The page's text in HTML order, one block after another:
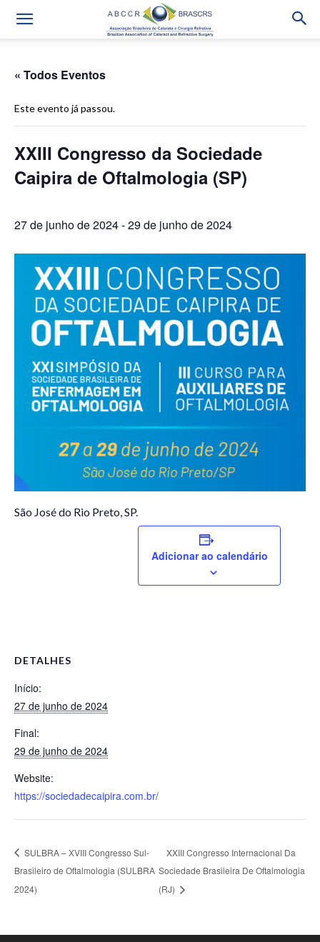
« Todos Eventos
Este evento já passou.
XXIII Congresso da Sociedade
Caipira de Oftalmologia (SP)
27 de junho de 2024-29 de junho de 2024
São José do Rio Preto, SP.
Adicionar ao calendário
DETALHES
Início:
27 de junho de 2024
Final:
29 de junho de 2024
Website:
https://sociedadecaipira.com.br/
SULBRA – XVIII Congresso Sul-
Brasileiro de Oftalmologia (SULBRA
2024)
XXIII Congresso Internacional Da
Sociedade Brasileira De Oftalmologia
(RJ)